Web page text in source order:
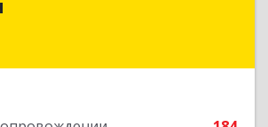
обл, Ялуторовский р-н,